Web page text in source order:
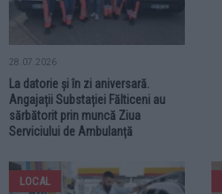
28.07.2026
La datorie și în zi aniversară.
Angajații Substației Fălticeni au
sărbătorit prin muncă Ziua
Serviciului de Ambulanță
LOCAL